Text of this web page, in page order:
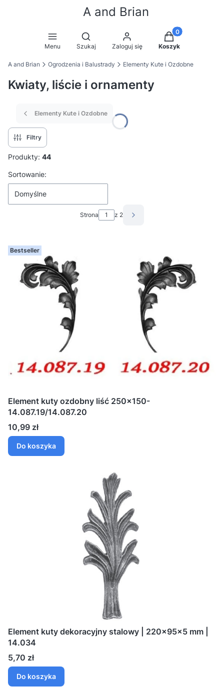
A and Brian
Menu
Otwórz wyszukiwarkę
Szukaj Zaloguj się
Produkty w
Koszyk
A and Brian Ogrodzenia i Balustrady Elementy Kute i Ozdobne
Kwiaty, liście i ornamenty
Elementy Kute i Ozdobne
Filtry
Produkty: 44
Lista produktów
Sortowanie:
Domyślne
Strona z 2 Następne produkty
Bestseller
Element kuty ozdobny liść 250x150-
14.087.19/14.087.20
Cena
10,99 zł
Do koszyka
Element kuty dekoracyjny stalowy | 220×95×5 mm |
14.034
Cena
5,70 zł
Do koszyka